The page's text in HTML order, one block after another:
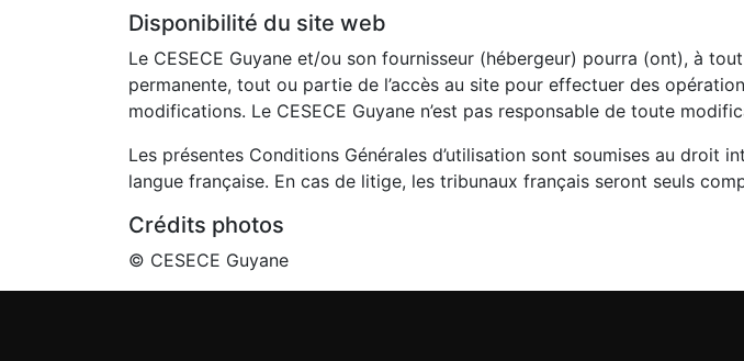
Disponibilité du site web
Le CESECE Guyane et/ou son fournisseur (hébergeur) pourra (ont), à
permanente, tout ou partie de l’accès au site pour effectuer des
modifications. Le CESECE Guyane n’est pas responsable de toute
Les présentes Conditions Générales d’utilisation sont soumises au droit
langue française. En cas de litige, les tribunaux français seront seuls
Crédits photos
© CESECE Guyane